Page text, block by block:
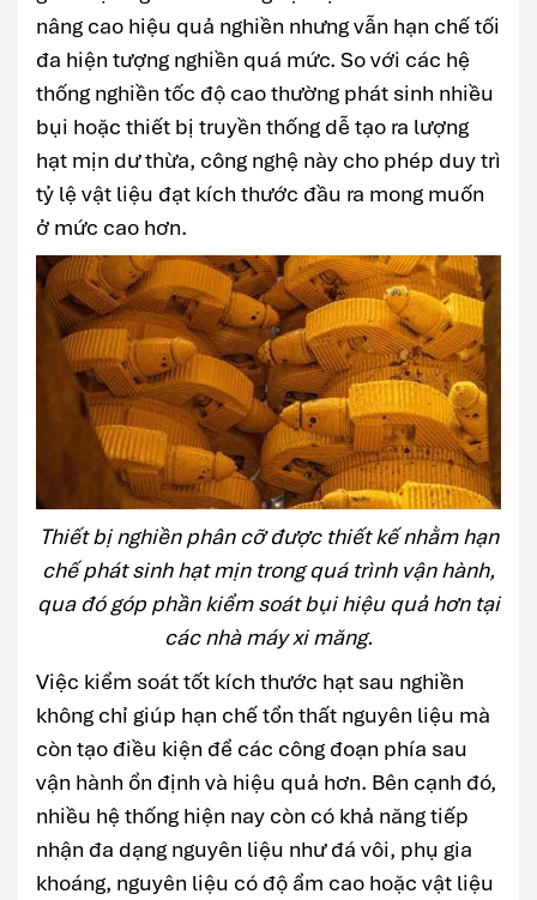
nâng cao hiệu quả nghiền nhưng vẫn hạn chế tối
đa hiện tượng nghiền quá mức. So với các hệ
thống nghiền tốc độ cao thường phát sinh nhiều
bụi hoặc thiết bị truyền thống dễ tạo ra lượng
hạt mịn dư thừa, công nghệ này cho phép duy trì
tỷ lệ vật liệu đạt kích thước đầu ra mong muốn
ở mức cao hơn.
Thiết bị nghiền phân cỡ được thiết kế nhằm hạn
chế phát sinh hạt mịn trong quá trình vận hành,
qua đó góp phần kiểm soát bụi hiệu quả hơn tại
các nhà máy xi măng.
Việc kiểm soát tốt kích thước hạt sau nghiền
không chỉ giúp hạn chế tổn thất nguyên liệu mà
còn tạo điều kiện để các công đoạn phía sau
vận hành ổn định và hiệu quả hơn. Bên cạnh đó,
nhiều hệ thống hiện nay còn có khả năng tiếp
nhận đa dạng nguyên liệu như đá vôi, phụ gia
khoáng, nguyên liệu có độ ẩm cao hoặc vật liệu